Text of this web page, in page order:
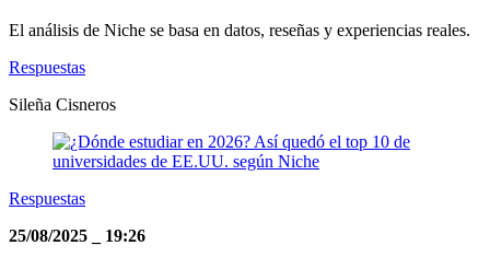
El análisis de Niche se basa en datos, reseñas y experiencias reales.
Respuestas
Sileña Cisneros
Respuestas
25/08/2025
19:26